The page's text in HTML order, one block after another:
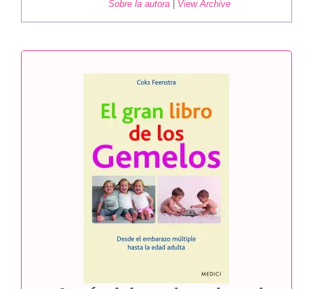
Sobre la autora View Archive